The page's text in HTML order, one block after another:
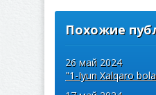
Похожие
26 май 2024